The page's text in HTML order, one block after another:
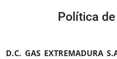
Política
D.C. GAS EXTREMADURA